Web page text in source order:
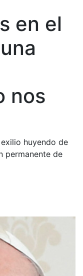
en el
nos
huyendo de
permanente de